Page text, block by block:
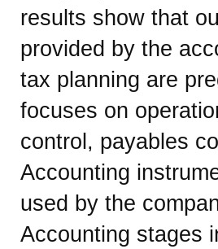
results show that
provided by the
tax planning are
focuses on
control, payables
Accounting
used by the
Accounting stages